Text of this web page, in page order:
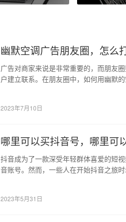
幽默空调广告朋友圈，怎么
广告对商家来说是非常重要的，而朋友
户建立联系。在朋友圈中，如何用幽默
2023年7月10日
哪里可以买抖音号，哪里可
抖音成为了一款深受年轻群体喜爱的短
音账号。然而，一些人在开始抖音之旅
2023年5月31日